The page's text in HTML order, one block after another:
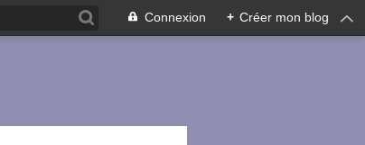
Connexion + Créer mon blog